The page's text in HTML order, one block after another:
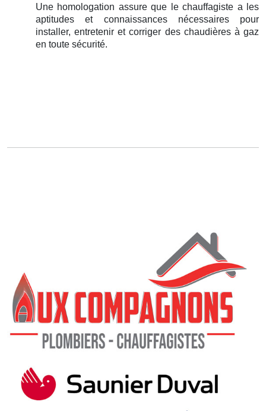
Une homologation assure que le chauffagiste a les
aptitudes et connaissances nécessaires pour
installer, entretenir et corriger des chaudières à gaz
en toute sécurité.